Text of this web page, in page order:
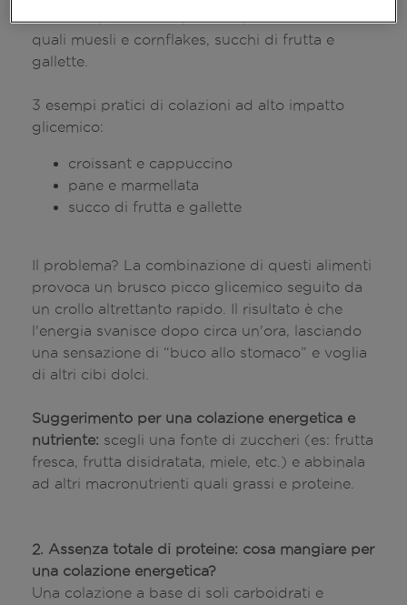
Croissant, merendine, biscotti, cereali zuccherati
quali muesli e cornflakes, succhi di frutta e
gallette.
3 esempi pratici di colazioni ad alto impatto
glicemico:
croissant e cappuccino
pane e marmellata
succo di frutta e gallette
Il problema? La combinazione di questi alimenti
provoca un brusco picco glicemico seguito da
un crollo altrettanto rapido. Il risultato è che
l'energia svanisce dopo circa un'ora, lasciando
una sensazione di “buco allo stomaco” e voglia
di altri cibi dolci.
Suggerimento per una colazione energetica e
nutriente: scegli una fonte di zuccheri (es: frutta
fresca, frutta disidratata, miele, etc.) e abbinala
ad altri macronutrienti quali grassi e proteine.
2. Assenza totale di proteine: cosa mangiare per
una colazione energetica?
Una colazione a base di soli carboidrati e